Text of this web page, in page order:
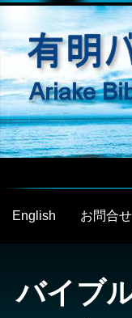
English お問合せ
バイブ